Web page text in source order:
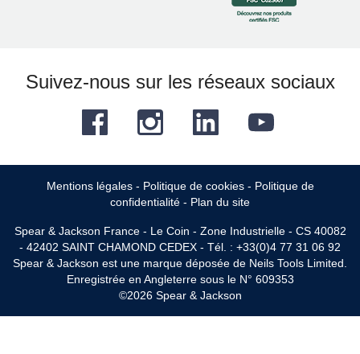
Suivez-nous sur les réseaux sociaux
Facebook YouTube
Instagram LinkedIn
Mentions légales- Politique de cookies- Politique de
confidentialité - Plan du site
Spear & Jackson France - Le Coin - Zone Industrielle - CS 40082
- 42402 SAINT CHAMOND CEDEX - Tél. : +33(0)4 77 31 06 92
Spear & Jackson est une marque déposée de Neils Tools Limited.
Enregistrée en Angleterre sous le N° 609353
©2026 Spear & Jackson